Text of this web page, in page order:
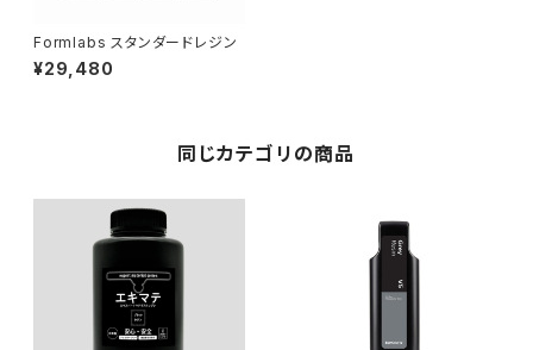
Formlabs スタンダードレジン
¥29,480
同じカテゴリの商品